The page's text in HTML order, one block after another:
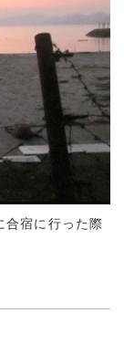
合宿に行った際